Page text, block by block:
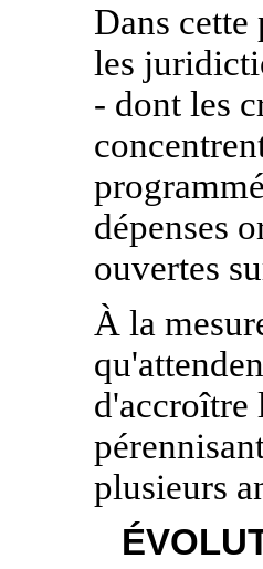
Dans
les
- dont les
dépenses
ouvertes
À la
d'accroître
plusieurs